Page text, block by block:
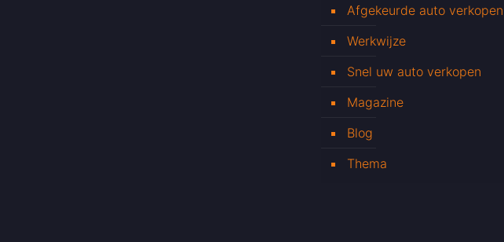
Afgekeurde auto verkopen
Werkwijze
Snel uw auto verkopen
Magazine
Blog
Thema